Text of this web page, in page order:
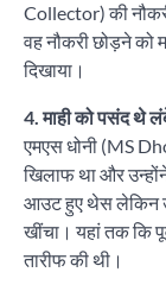
Collector) की
वह नौकरी छोड़ने
दिखाया।
4. माही को पसंद थे
एमएस धोनी (MS
खिलाफ था और
आउट हुए थेस लेकिन
खींचा। यहां तक कि
तारीफ की थी।